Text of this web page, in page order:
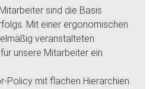
sind die Basis
Mit einer ergonomischen
veranstalteten
unsere Mitarbeiter ein
Policy mit flachen Hierarchien.